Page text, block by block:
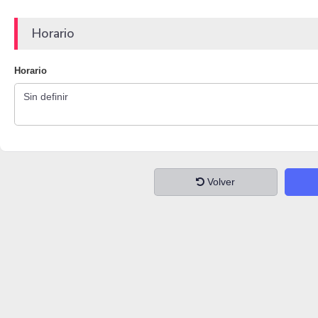
Horario
Horario
Volver